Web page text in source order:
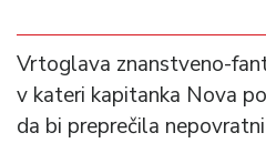
Vrtoglava znanstveno-
v kateri kapitanka Nova
da bi preprečila